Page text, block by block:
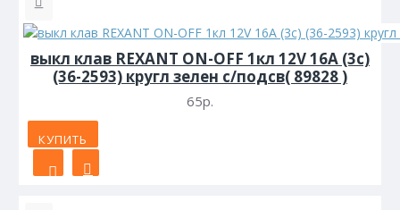
выкл клав REXANT ON-OFF 1кл 12V 16А (3с)
(36-2593) кругл зелен с/подсв( 89828 )
65р.
КУПИТЬ